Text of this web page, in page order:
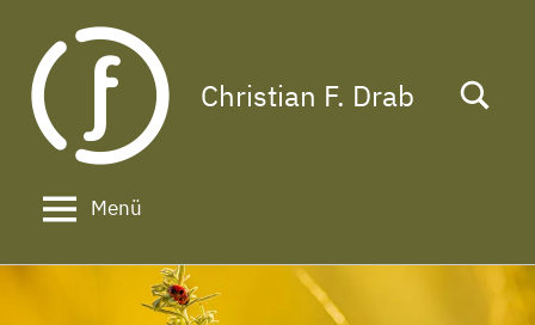
Inhalt
springen
Christian F. Drab
Das
langes
Menü